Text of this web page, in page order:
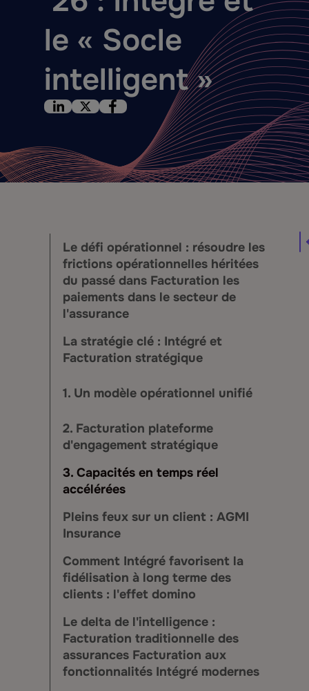
le « Socle
intelligent »
Le défi opérationnel : résoudre les
frictions opérationnelles héritées
du passé dans Facturation les
paiements dans le secteur de
l'assurance
La stratégie clé : Intégré et
Facturation stratégique
1. Un modèle opérationnel unifié
2. Facturation plateforme
d'engagement stratégique
3. Capacités en temps réel
accélérées
Pleins feux sur un client : AGMI
Insurance
Comment Intégré favorisent la
fidélisation à long terme des
clients : l'effet domino
Le delta de l'intelligence :
Facturation traditionnelle des
assurances Facturation aux
fonctionnalités Intégré modernes